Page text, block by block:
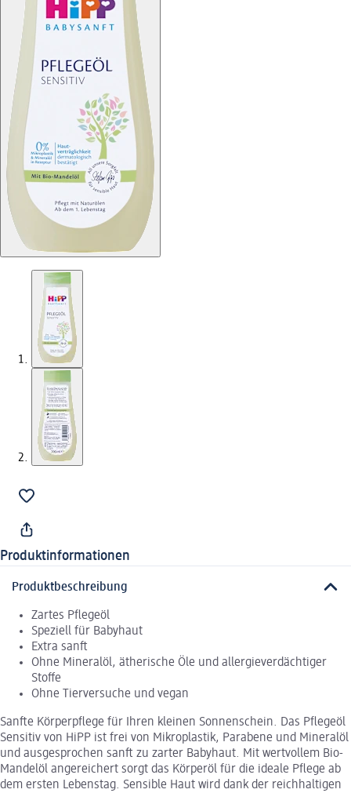
Produktinformationen
Produktbeschreibung
Zartes Pflegeöl
Speziell für Babyhaut
Extra sanft
Ohne Mineralöl, ätherische Öle und allergieverdächtiger
Stoffe
Ohne Tierversuche und vegan
Sanfte Körperpflege für Ihren kleinen Sonnenschein. Das Pflegeöl
Sensitiv von HiPP ist frei von Mikroplastik, Parabene und Mineralöl
und ausgesprochen sanft zu zarter Babyhaut. Mit wertvollem Bio-
Mandelöl angereichert sorgt das Körperöl für die ideale Pflege ab
dem ersten Lebenstag. Sensible Haut wird dank der reichhaltigen